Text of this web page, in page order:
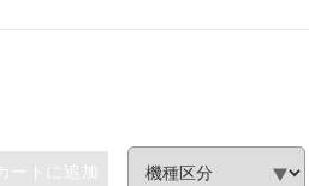
カートに追加